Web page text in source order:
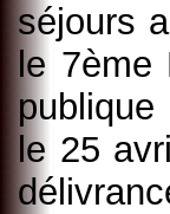
séjours
le
le 25